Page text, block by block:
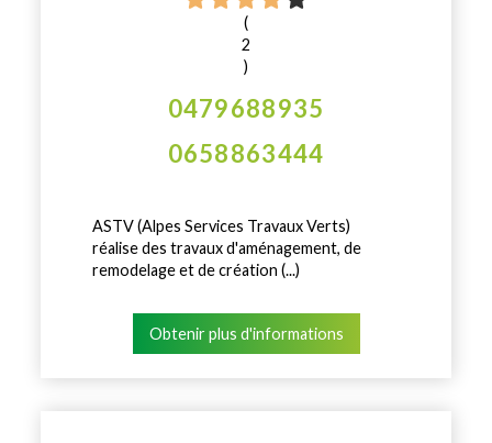
(
2
)
0479688935
0658863444
ASTV (Alpes Services Travaux Verts)
réalise des travaux d'aménagement, de
remodelage et de création (...)
Obtenir plus d'informations